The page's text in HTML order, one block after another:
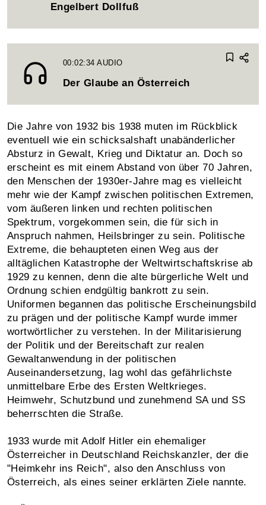
Engelbert Dollfuß
00:02:34AUDIO
Der Glaube an Österreich
Die Jahre von 1932 bis 1938 muten im Rückblick
eventuell wie ein schicksalshaft unabänderlicher
Absturz in Gewalt, Krieg und Diktatur an. Doch so
erscheint es mit einem Abstand von über 70 Jahren,
den Menschen der 1930er-Jahre mag es vielleicht
mehr wie der Kampf zwischen politischen Extremen,
vom äußeren linken und rechten politischen
Spektrum, vorgekommen sein, die für sich in
Anspruch nahmen, Heilsbringer zu sein. Politische
Extreme, die behaupteten einen Weg aus der
alltäglichen Katastrophe der Weltwirtschaftskrise ab
1929 zu kennen, denn die alte bürgerliche Welt und
Ordnung schien endgültig bankrott zu sein.
Uniformen begannen das politische Erscheinungsbild
zu prägen und der politische Kampf wurde immer
wortwörtlicher zu verstehen. In der Militarisierung
der Politik und der Bereitschaft zur realen
Gewaltanwendung in der politischen
Auseinandersetzung, lag wohl das gefährlichste
unmittelbare Erbe des Ersten Weltkrieges.
Heimwehr, Schutzbund und zunehmend SA und SS
beherrschten die Straße.
1933 wurde mit Adolf Hitler ein ehemaliger
Österreicher in Deutschland Reichskanzler, der die
"Heimkehr ins Reich", also den Anschluss von
Österreich, als eines seiner erklärten Ziele nannte.